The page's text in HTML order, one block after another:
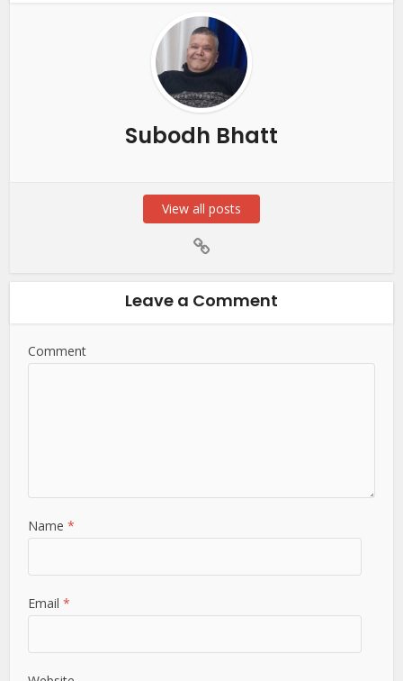
Subodh Bhatt
View all posts
Leave a Comment
Comment
Name*
Email*